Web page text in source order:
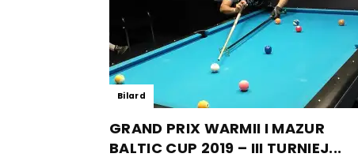
Bilard
GRAND PRIX WARMII I MAZUR
BALTIC CUP 2019 – III TURNIEJ...